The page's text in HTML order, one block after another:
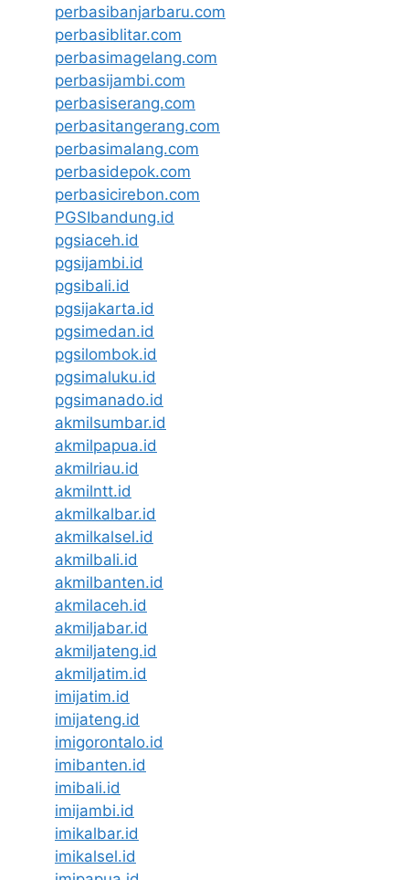
perbasibanjarbaru.com
perbasiblitar.com
perbasimagelang.com
perbasijambi.com
perbasiserang.com
perbasitangerang.com
perbasimalang.com
perbasidepok.com
perbasicirebon.com
PGSIbandung.id
pgsiaceh.id
pgsijambi.id
pgsibali.id
pgsijakarta.id
pgsimedan.id
pgsilombok.id
pgsimaluku.id
pgsimanado.id
akmilsumbar.id
akmilpapua.id
akmilriau.id
akmilntt.id
akmilkalbar.id
akmilkalsel.id
akmilbali.id
akmilbanten.id
akmilaceh.id
akmiljabar.id
akmiljateng.id
akmiljatim.id
imijatim.id
imijateng.id
imigorontalo.id
imibanten.id
imibali.id
imijambi.id
imikalbar.id
imikalsel.id